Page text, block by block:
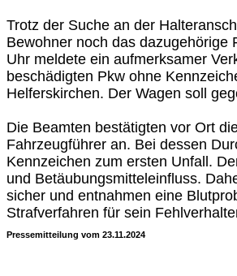
Trotz der Suche an der
Bewohner noch das dazugehörige
Uhr meldete ein aufmerksamer
beschädigten Pkw ohne
Helferskirchen. Der Wagen soll
Die Beamten bestätigten vor Ort
Fahrzeugführer an. Bei dessen
Kennzeichen zum ersten Unfall.
und Betäubungsmitteleinfluss.
sicher und entnahmen eine
Strafverfahren für sein
Pressemitteilung vom 23.11.2024